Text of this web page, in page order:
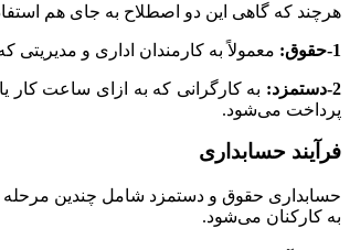
هرچند که گاهی این دو اصطلاح به جای هم
1-حقوق: معمولاً به کارمندان اداری و
2-دستمزد:
به کارگرانی که به ازای ساعت کار
پرداخت می‌شود.
فرآیند حسابداری
حسابداری حقوق و دستمزد شامل چندین مرحله و
به کارکنان می‌شود.